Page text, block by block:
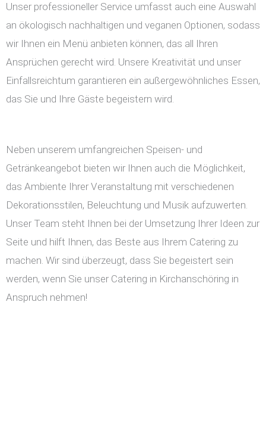
Unser professioneller Service umfasst auch eine Auswahl
an ökologisch nachhaltigen und veganen Optionen, sodass
wir Ihnen ein Menü anbieten können, das all Ihren
Ansprüchen gerecht wird. Unsere Kreativität und unser
Einfallsreichtum garantieren ein außergewöhnliches Essen,
das Sie und Ihre Gäste begeistern wird.
Neben unserem umfangreichen Speisen- und
Getränkeangebot bieten wir Ihnen auch die Möglichkeit,
das Ambiente Ihrer Veranstaltung mit verschiedenen
Dekorationsstilen, Beleuchtung und Musik aufzuwerten.
Unser Team steht Ihnen bei der Umsetzung Ihrer Ideen zur
Seite und hilft Ihnen, das Beste aus Ihrem Catering zu
machen. Wir sind überzeugt, dass Sie begeistert sein
werden, wenn Sie unser Catering in Kirchanschöring in
Anspruch nehmen!